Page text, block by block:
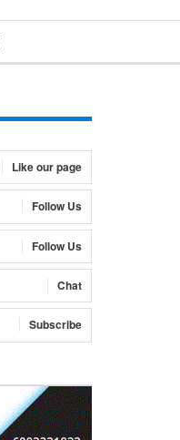
Like our page
Follow Us
Follow Us
Chat
Subscribe